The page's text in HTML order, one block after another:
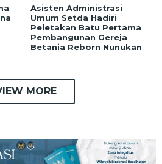
Asisten Administrasi
Umum Setda Hadiri
Peletakan Batu Pertama
Pembangunan Gereja
Betania Reborn Nunukan
MORE